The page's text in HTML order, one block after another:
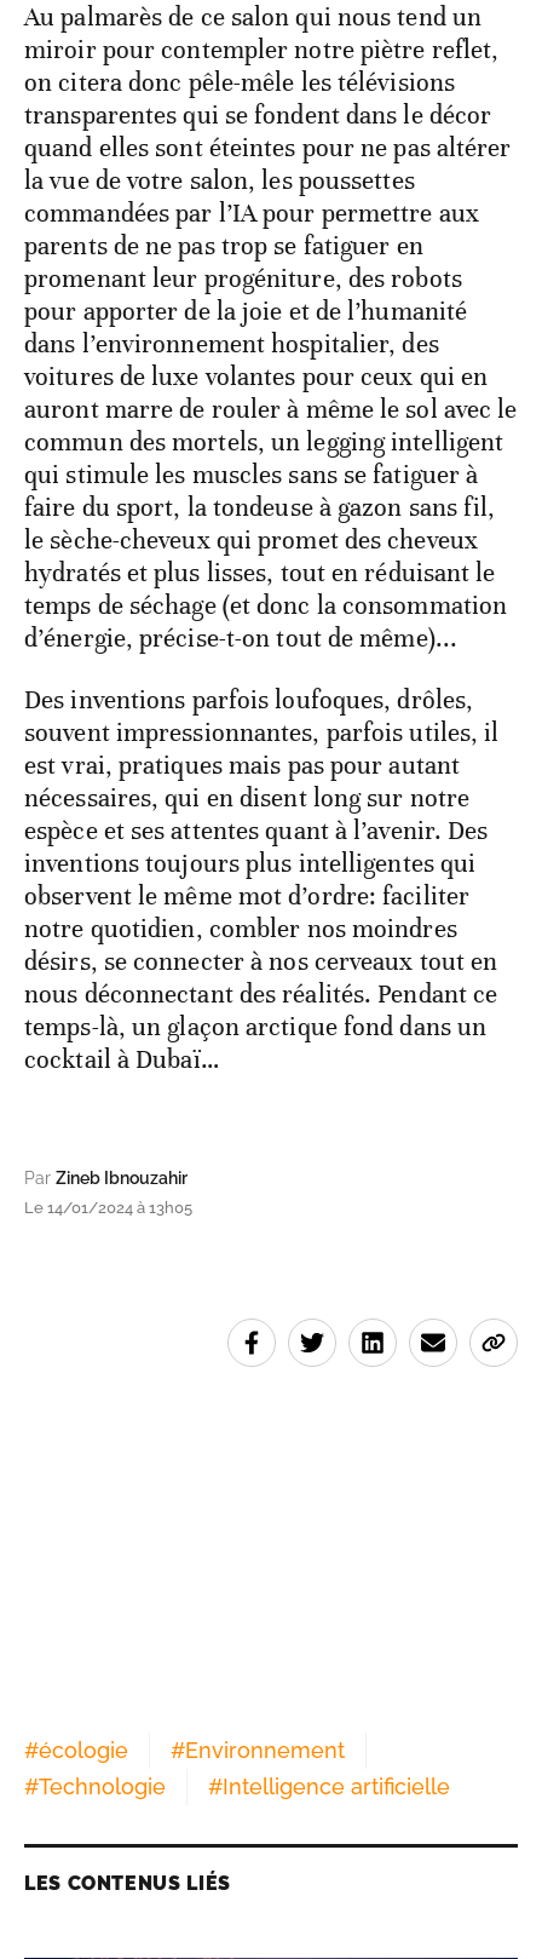
Au palmarès de ce salon qui nous tend un
miroir pour contempler notre piètre reflet,
on citera donc pêle-mêle les télévisions
transparentes qui se fondent dans le décor
quand elles sont éteintes pour ne pas altérer
la vue de votre salon, les poussettes
commandées par l’IA pour permettre aux
parents de ne pas trop se fatiguer en
promenant leur progéniture, des robots
pour apporter de la joie et de l’humanité
dans l’environnement hospitalier, des
voitures de luxe volantes pour ceux qui en
auront marre de rouler à même le sol avec le
commun des mortels, un legging intelligent
qui stimule les muscles sans se fatiguer à
faire du sport, la tondeuse à gazon sans fil,
le sèche-cheveux qui promet des cheveux
hydratés et plus lisses, tout en réduisant le
temps de séchage (et donc la consommation
d’énergie, précise-t-on tout de même)...
Des inventions parfois loufoques, drôles,
souvent impressionnantes, parfois utiles, il
est vrai, pratiques mais pas pour autant
nécessaires, qui en disent long sur notre
espèce et ses attentes quant à l’avenir. Des
inventions toujours plus intelligentes qui
observent le même mot d’ordre: faciliter
notre quotidien, combler nos moindres
désirs, se connecter à nos cerveaux tout en
nous déconnectant des réalités. Pendant ce
temps-là, un glaçon arctique fond dans un
cocktail à Dubaï…
Par Zineb Ibnouzahir
Le 14/01/2024 à 13h05
#écologie #Environnement
#Technologie #Intelligence artificielle
LES CONTENUS LIÉS